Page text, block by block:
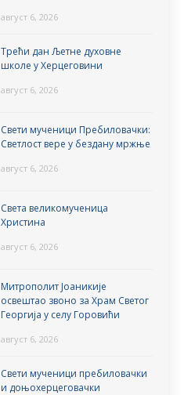
август 6, 2026
Трећи дан Љетне духовне
школе у Херцеговини
август 6, 2026
Свети мученици Пребиловачки:
Светлост вере у бездану мржње
август 6, 2026
Света великомученица
Христина
август 6, 2026
Митрополит Јоаникије
освештао звоно за Храм Светог
Георгија у селу Горовићи
август 6, 2026
Свети мученици пребиловачки
и доњохерцеговачки